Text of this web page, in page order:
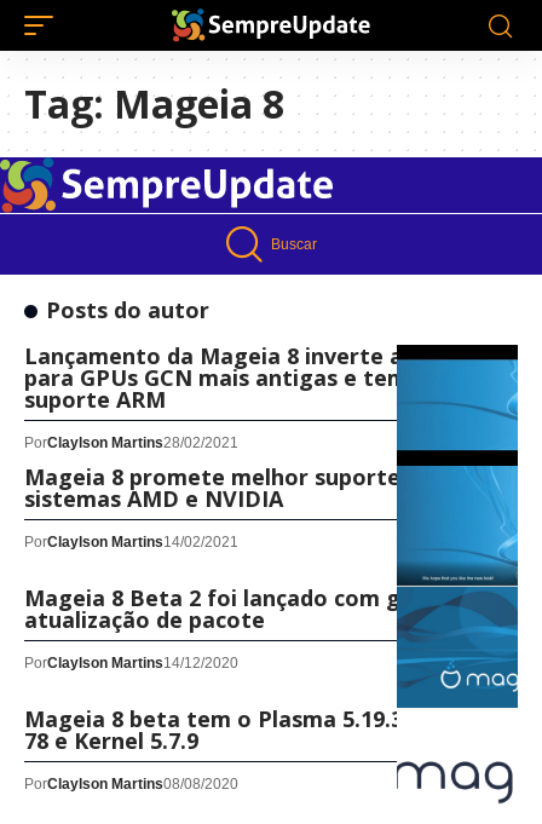
Tag: Mageia 8
Buscar
Posts do autor
Lançamento da Mageia 8 inverte a AMDGPU
para GPUs GCN mais antigas e tem melhor
suporte ARM
PorClaylson Martins28/02/2021
Mageia 8 promete melhor suporte para
sistemas AMD e NVIDIA
PorClaylson Martins14/02/2021
Mageia 8 Beta 2 foi lançado com grande
atualização de pacote
PorClaylson Martins14/12/2020
Mageia 8 beta tem o Plasma 5.19.3, Firefox
78 e Kernel 5.7.9
PorClaylson Martins08/08/2020